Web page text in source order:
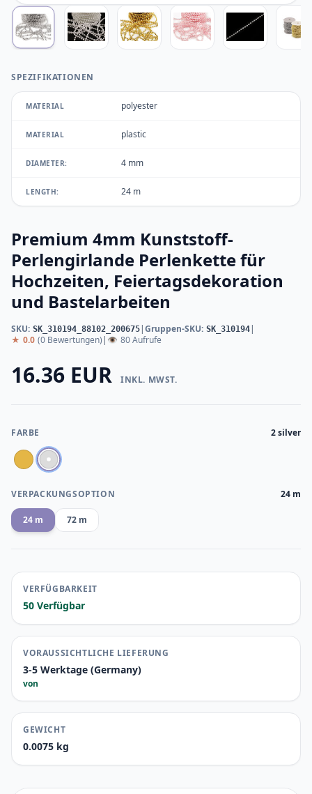
SPEZIFIKATIONEN
MATERIAL polyester
MATERIAL plastic
DIAMETER: 4 mm
LENGTH: 24 m
Premium 4mm Kunststoff-
Perlengirlande Perlenkette für
Hochzeiten, Feiertagsdekoration
und Bastelarbeiten
SKU: SK_310194_88102_200675 |Gruppen-SKU: SK_310194 |
★ 0.0 (0 Bewertungen) | 👁 80 Aufrufe
16.36 EUR INKL. MWST.
FARBE 2 silver
VERPACKUNGSOPTION 24 m
24 m 72 m
VERFÜGBARKEIT
50 Verfügbar
VORAUSSICHTLICHE LIEFERUNG
3-5 Werktage (Germany)
von
GEWICHT
0.0075 kg